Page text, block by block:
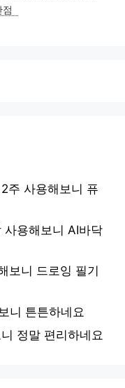
주 사용해보니 퓨
사용해보니 AI바닥
보니 드로잉 필기
니 튼튼하네요
정말 편리하네요